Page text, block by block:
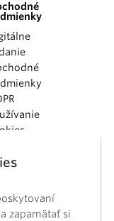
zapamätať si